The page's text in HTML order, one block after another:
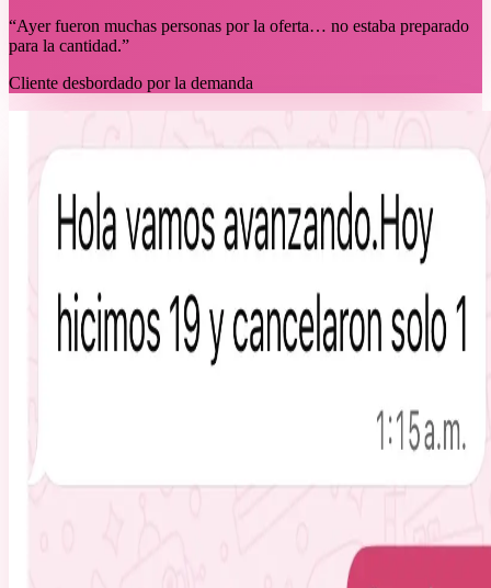
“Ayer fueron muchas personas por la oferta… no estaba preparado
para la cantidad.”
Cliente desbordado por la demanda